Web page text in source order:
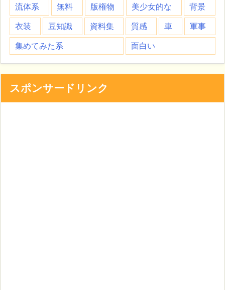
流体系
無料 版権物 美少女的な
背景
衣装
豆知識 資料集 質感 車
軍事
集めてみた系
面白い
スポンサードリンク